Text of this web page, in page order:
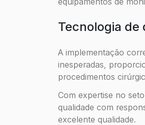
Tecnologia de
A implementação
inesperadas,
procedimentos
Com expertise no
qualidade com
excelente qualidade.